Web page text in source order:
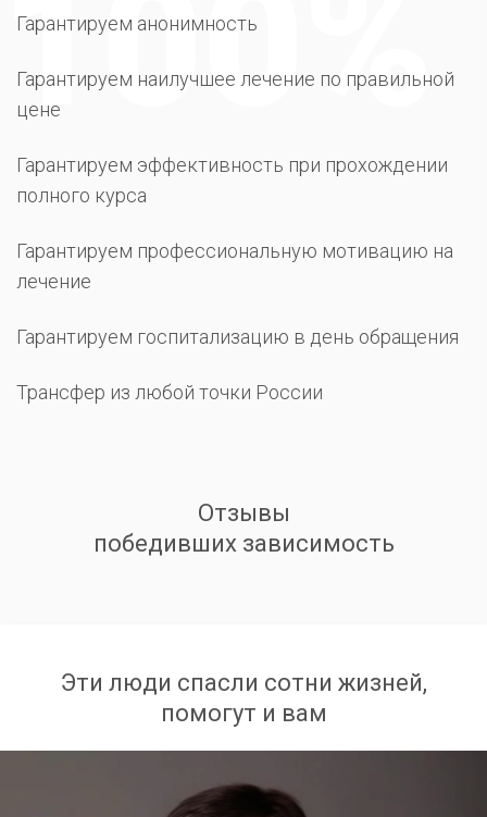
Гарантируем анонимность
Гарантируем наилучшее лечение по правильной
цене
Гарантируем эффективность при прохождении
полного курса
Гарантируем профессиональную мотивацию на
лечение
Гарантируем госпитализацию в день обращения
Трансфер из любой точки России
Отзывы
победивших зависимость
Эти люди спасли сотни жизней,
помогут и вам